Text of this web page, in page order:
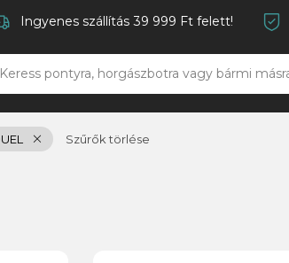
Ingyenes szállítás 39 999 Ft felett!
Szűrők törlése